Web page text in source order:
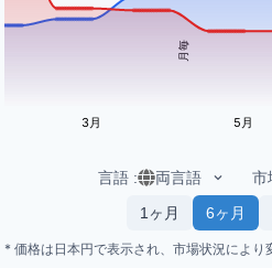
月毎
3月 5月
言語 : 両言語 市
1ヶ月
6ヶ月
* 価格は日本円で表示され、市場状況により